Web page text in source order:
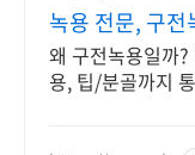
녹용 전문, 구
체험팩 기획전
왜 구전녹용일까
용, 팁/분골까지